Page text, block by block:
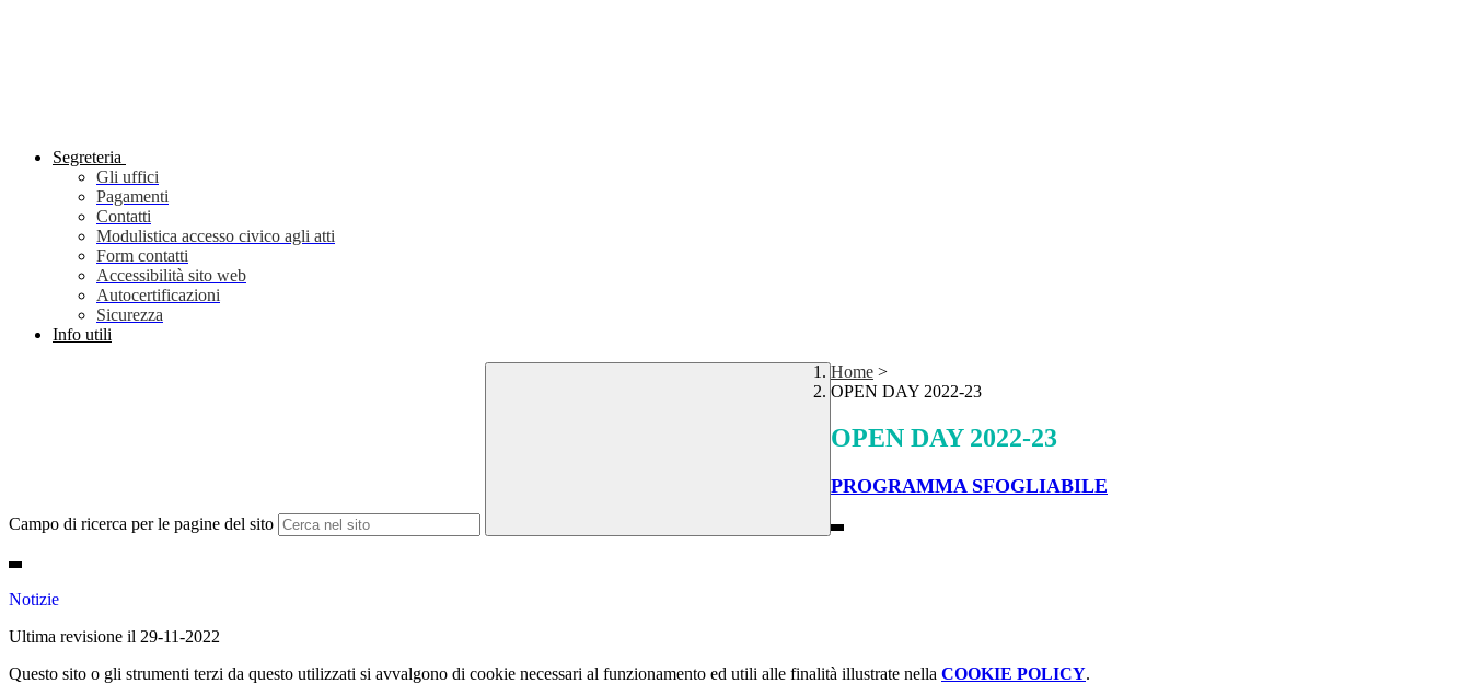
Segreteria
Gli uffici
Pagamenti
Contatti
Modulistica accesso civico agli atti
Form contatti
Accessibilità sito web
Autocertificazioni
Sicurezza
Info utili
Campo di ricerca per le pagine del sito
Home >
OPEN DAY 2022-23
OPEN DAY 2022-23
PROGRAMMA SFOGLIABILE
Notizie
Ultima revisione il 29-11-2022
Questo sito o gli strumenti terzi da questo utilizzati si avvalgono di cookie necessari al funzionamento ed utili alle finalità illustrate nella COOKIE POLICY.